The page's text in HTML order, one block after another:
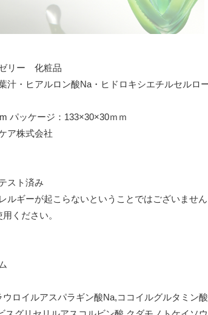
ゼリー 化粧品
汁・ヒアルロン酸Na・ヒドロキシエチルセル
パッケージ：133×30×30ｍｍ
ア株式会社
スト済み
ギーが起こらないということではございません
ください。
ウロイルアスパラギン酸Na,ココイルグルタミン